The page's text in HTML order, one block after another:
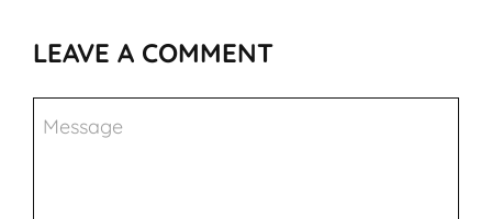
LEAVE A COMMENT